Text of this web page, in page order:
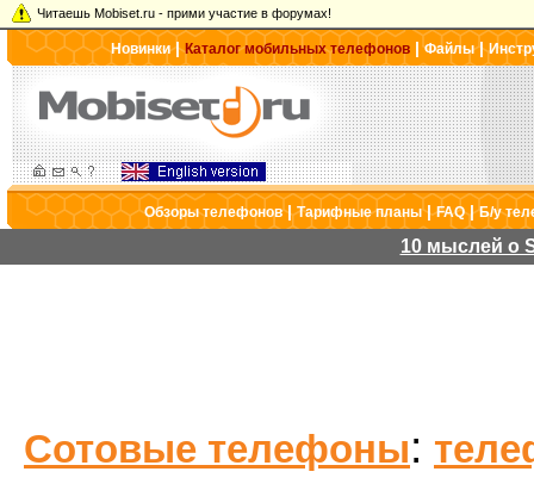
Читаешь Mobiset.ru - прими участие в форумах!
Новинки|Каталог мобильных телефонов |Файлы|
Обзоры телефонов|Тарифные планы|FAQ|Б/у
10 мыслей о
Сотовые телефоны: